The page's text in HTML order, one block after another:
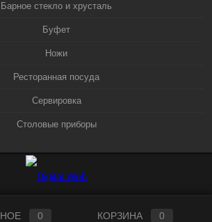
Барное стекло и хрусталь
Буфет
Ножи
Ресторанная посуда
Сервировка
Столовые приборы
0 КОРЗИНА 0